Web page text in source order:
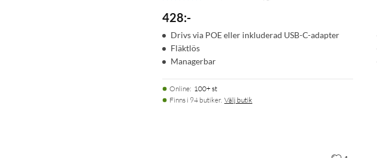
428:-
Drivs via POE eller inkluderad USB-C-adapter
Fläktlös
Managerbar
Online: 100+ st
Finns i 94 butiker. Välj butik